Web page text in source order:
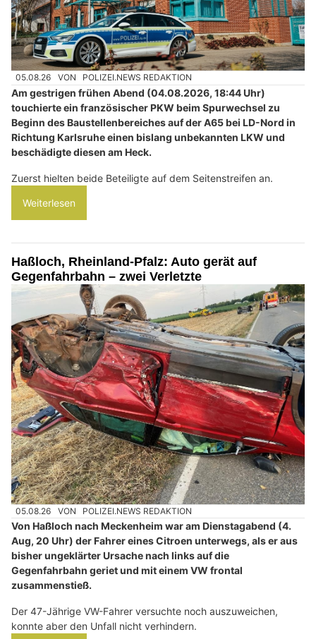
05.08.26 VON POLIZEI.NEWS REDAKTION
Am gestrigen frühen Abend (04.08.2026, 18:44 Uhr)
touchierte ein französischer PKW beim Spurwechsel zu
Beginn des Baustellenbereiches auf der A65 bei LD-Nord in
Richtung Karlsruhe einen bislang unbekannten LKW und
beschädigte diesen am Heck.
Zuerst hielten beide Beteiligte auf dem Seitenstreifen an.
Weiterlesen
Haßloch, Rheinland-Pfalz: Auto gerät auf
Gegenfahrbahn – zwei Verletzte
05.08.26 VON POLIZEI.NEWS REDAKTION
Von Haßloch nach Meckenheim war am Dienstagabend (4.
Aug, 20 Uhr) der Fahrer eines Citroen unterwegs, als er aus
bisher ungeklärter Ursache nach links auf die
Gegenfahrbahn geriet und mit einem VW frontal
zusammenstieß.
Der 47-Jährige VW-Fahrer versuchte noch auszuweichen,
konnte aber den Unfall nicht verhindern.